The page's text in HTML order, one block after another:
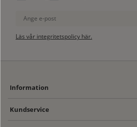
Ange e-post
Läs vår integritetspolicy här.
Information
Kundservice